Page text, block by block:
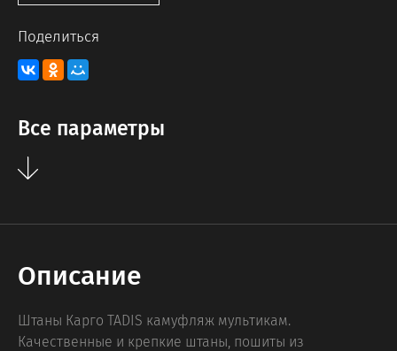
Поделиться
Все параметры
Описание
Штаны Карго TADIS камуфляж мультикам.
Качественные и крепкие штаны, пошиты из